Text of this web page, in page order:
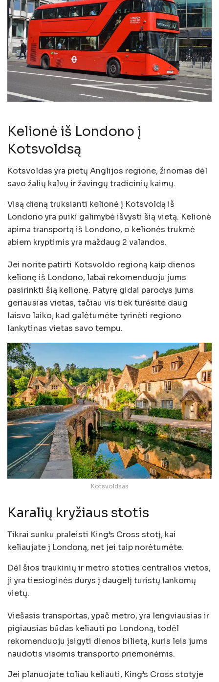
Kelionė iš Londono į
Kotsvoldsą
Kotsvoldas yra pietų Anglijos regione, žinomas dėl
savo žalių kalvų ir žavingų tradicinių kaimų.
Visą dieną truksianti kelionė į Kotsvoldą iš
Londono yra puiki galimybė išvysti šią vietą. Kelionė
apima transportą iš Londono, o kelionės trukmė
abiem kryptimis yra maždaug 2 valandos.
Jei norite patirti Kotsvoldo regioną kaip dienos
kelionę iš Londono, labai rekomenduoju jums
pasirinkti šią kelionę. Patyrę gidai parodys jums
geriausias vietas, tačiau vis tiek turėsite daug
laisvo laiko, kad galėtumėte tyrinėti regiono
lankytinas vietas savo tempu.
Kotsvoldsas
Karalių kryžiaus stotis
Tikrai sunku praleisti King’s Cross stotį, kai
keliaujate į Londoną, net jei taip norėtumėte.
Dėl šios traukinių ir metro stoties centralios vietos,
ji yra tiesioginės durys į daugelį turistų lankomų
vietų.
Viešasis transportas, ypač metro, yra lengviausias ir
pigiausias būdas keliauti po Londoną, todėl
rekomenduoju įsigyti dienos bilietą, kuris leis jums
naudotis visomis transporto priemonėmis.
Jei planuojate toliau keliauti, King’s Cross stotyje